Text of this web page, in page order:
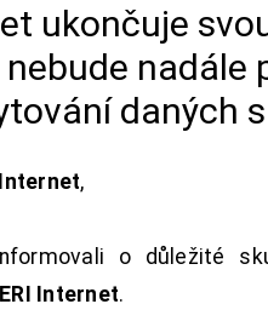
ukončuje
nadále
daných
,
o důležité
ERI Internet.